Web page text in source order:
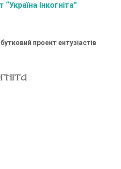
Інкогніта”
проект ентузіастів